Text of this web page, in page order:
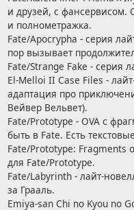
и друзей, с фансервисом.
и полнометражка.
Fate/Apocrypha - серия
пор вызывает
Fate/Strange Fake - серия
El-Melloi II Case Files -
адаптация про
Вейвер Вельвет).
Fate/Prototype - OVA с
быть в Fate. Есть
Fate/Prototype: Fragments
для Fate/Prototype.
Fate/Labyrinth - лайт-
за Грааль.
Emiya-san Chi no Kyou no